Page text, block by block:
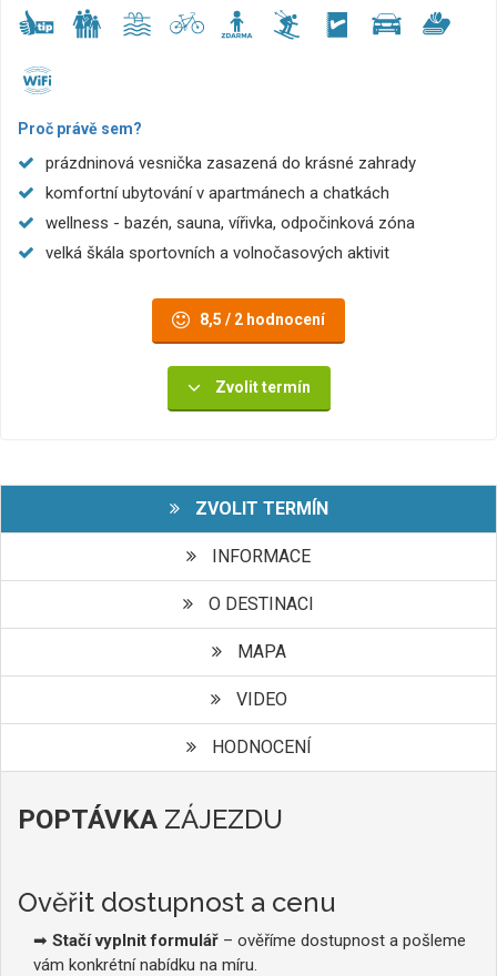
Proč právě sem?
prázdninová vesnička zasazená do krásné zahrady
komfortní ubytování v apartmánech a chatkách
wellness - bazén, sauna, vířivka, odpočinková zóna
velká škála sportovních a volnočasových aktivit
8,5 / 2 hodnocení
Zvolit termín
ZVOLIT TERMÍN
INFORMACE
O DESTINACI
MAPA
VIDEO
HODNOCENÍ
POPTÁVKA ZÁJEZDU
Ověřit dostupnost a cenu
➡ Stačí vyplnit formulář – ověříme dostupnost a pošleme
vám konkrétní nabídku na míru.